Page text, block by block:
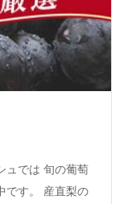
ュでは 旬の葡萄
です。 産直梨の